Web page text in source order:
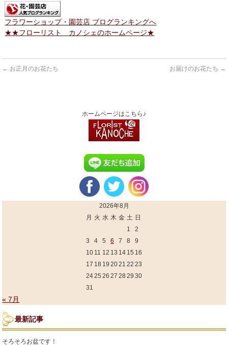
フラワーショップ・園芸店 ブログランキングへ
★★フローリスト カノシェのホームページ★
← お正月のお花たち お届けのお花たち →
ホームページはこちら♪
2026年8月
月 火 水 木 金 土 日
1
2
3
4 5 6 7 8
9
10 11 12 13 14 15 16
17 18 19 2021 22 23
2425 26 27 28 29 30
31
« 7月
最新記事
そろそろお盆です！